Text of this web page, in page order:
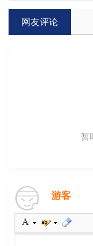
网友评论
暂
游客